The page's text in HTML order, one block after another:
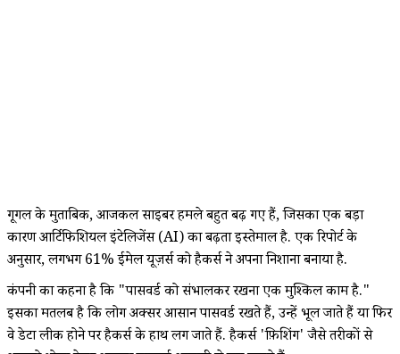
गूगल के मुताबिक, आजकल साइबर हमले बहुत बढ़ गए हैं, जिसका एक बड़ा
कारण आर्टिफिशियल इंटेलिजेंस (AI) का बढ़ता इस्तेमाल है. एक रिपोर्ट के
अनुसार, लगभग 61% ईमेल यूज़र्स को हैकर्स ने अपना निशाना बनाया है.
कंपनी का कहना है कि "पासवर्ड को संभालकर रखना एक मुश्किल काम है."
इसका मतलब है कि लोग अक्सर आसान पासवर्ड रखते हैं, उन्हें भूल जाते हैं या फिर
वे डेटा लीक होने पर हैकर्स के हाथ लग जाते हैं. हैकर्स 'फ़िशिंग' जैसे तरीकों से